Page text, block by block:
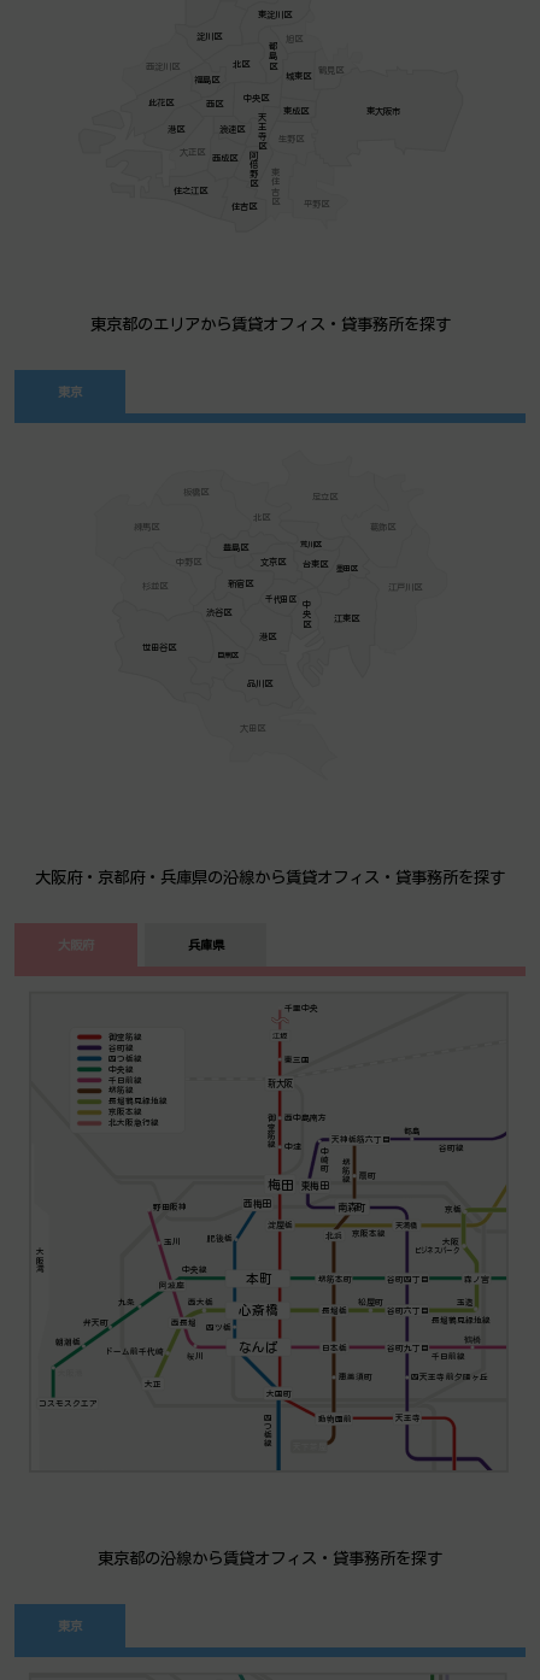
淀川区
東淀川区
旭区
都島区
北区
鶴見区
城東区
東成区
生野区
平野区
東住吉区
住吉区
阿倍野区
中央区
天王寺区
浪速区
福島区
西区
西淀川区
此花区
港区
大正区
西成区
住之江区
東大阪市
東京都のエリアから賃貸オフィス・貸事務所を探す
東京
葛飾区
中央区
足立区
台東区
千代田区
荒川区
文京区
北区
港区
新宿区
豊島区
渋谷区
板橋区
中野区
練馬区
目黒区
大田区
世田谷区
杉並区
品川区
墨田区
江戸川区
江東区
大阪府・京都府・兵庫県の沿線から賃貸オフィス・貸事務所を探す
大阪府 兵庫県
大阪湾
千里中央
京阪本線
長堀鶴見緑地線
京橋
ビジネスパーク
大阪
玉造
松屋町
西大橋
ドーム前千代崎
堺筋線
恵美須町
扇町
千日前線
鶴橋
桜川
玉川
野田阪神
中央線
九条
弁天町
朝潮橋
四つ橋線
四ツ橋
肥後橋
谷町線
四天王寺前夕陽ヶ丘
中崎町
都島
御堂筋線 中津
西中島南方
東三国
天下茶屋
天王寺
動物園前
大国町
大正
コスモスクエア
日本橋
なんば
長堀橋
心斎橋
西長堀
森ノ宮
谷町九丁目
谷町六丁目
谷町四丁目
堺筋本町
本町
阿波座
天満橋
北浜
淀屋橋
南森町
西梅田
東梅田
梅田
天神橋筋六丁目
江坂
新大阪
北大阪急行線
京阪本線
長堀鶴見緑地線
堺筋線
千日前線
中央線
四つ橋線
谷町線
御堂筋線
東京都の沿線から賃貸オフィス・貸事務所を探す
東京